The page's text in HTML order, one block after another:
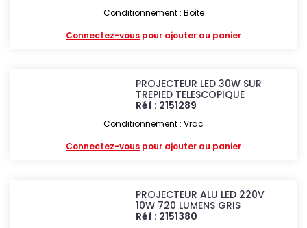
Conditionnement : Boîte
Connectez-vous pour ajouter au panier
PROJECTEUR LED 30W SUR
TREPIED TELESCOPIQUE
Réf : 2151289
Conditionnement : Vrac
Connectez-vous pour ajouter au panier
PROJECTEUR ALU LED 220V
10W 720 LUMENS GRIS
Réf : 2151380